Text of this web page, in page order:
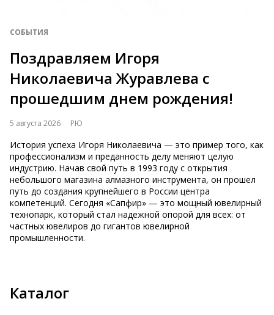
СОБЫТИЯ
Поздравляем Игоря
Николаевича Журавлева с
прошедшим днем рождения!
5 августа 2026 РЮ
История успеха Игоря Николаевича — это пример того, как
профессионализм и преданность делу меняют целую
индустрию. Начав свой путь в 1993 году с открытия
небольшого магазина алмазного инструмента, он прошел
путь до создания крупнейшего в России центра
компетенций. Сегодня «Сапфир» — это мощный ювелирный
технопарк, который стал надежной опорой для всех: от
частных ювелиров до гигантов ювелирной
промышленности.
Каталог